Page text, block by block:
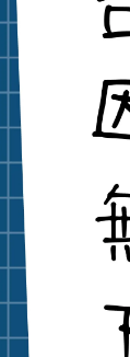
金〔筆記型電腦〕
專區
腦
腦
表